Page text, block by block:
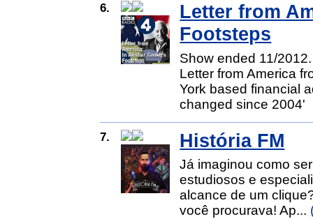
6.
Letter from
Footsteps
Show ended 11/
Letter from America
York based financial
changed since 2004'
7. História FM
Já imaginou como
estudiosos e
alcance de um
você procurava! Ap...